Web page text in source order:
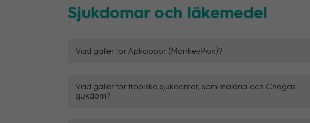
Sjukdomar och läkemedel
Vad gäller för Apkoppor (MonkeyPox)?
Vad gäller för tropiska sjukdomar, som malaria och Chagas
sjukdom?